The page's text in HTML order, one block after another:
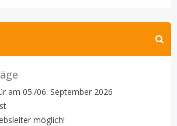
am 05./06. September 2026
möglich!